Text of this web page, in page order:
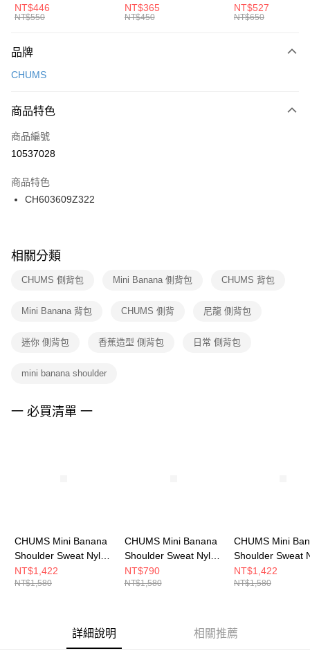
元大商業銀行
台灣樂天信用卡公司
AFTEE先享後付
【關於「AFTEE先享後付」】
便利好安心！
３．安心：先確認商品／服務後，再付款。
【「AFTEE先享後付」結帳流程】
１．於結帳方式選擇「AFTEE先享後付」後，將跳轉至「AFTEE先享後付」
２．訂單成立數日內，您將收到繳費通知簡訊。
３．收到繳費通知簡訊後14天內，點擊此簡訊中的連結，可透過四大超商／
ATM／網路銀行／等多元方式進行付款，方視為交易完成。
※ 交易是否成功請以「AFTEE先享後付 」之結帳頁面顯示為準，若有關於
是否繳費成功／繳費後需取消欲退款等相關疑問，請聯繫「AFTEE先享後付
客戶支援中心」https://netprotections.freshdesk.com/support/home
１．透過由恩沛科技股份有限公司提供之「AFTEE先享後付」服務完成之交
權轉讓予恩沛科技股份有限公司。
３．未成年的使用者請事先徵得法定代理人或監護人之同意方可使用
４．使用「AFTEE先享後付」時，將依據個別帳號之用戶狀況，依本公司即
運送方式
每筆NT$100，滿NT$1,500(含以上)免運費
宅配
每筆NT$100，滿NT$1,500(含以上)免運費
付款後門市自取
每筆NT$100，滿NT$1,500(含以上)免運費
中統襪 FZ3393100
NT$446
NT$550
EMBRDY 男女 短統襪
FZ3073133
NT$365
NT$450
BA5871010
NT$527
NT$650
品牌
CHUMS
商品特色
商品編號
10537028
商品特色
CH603609Z322
相關分類
CHUMS 側背包 Mini Banana 側背包 CHUMS 背包
Mini Banana 背包 CHUMS 側背 尼龍 側背包
迷你 側背包 香蕉造型 側背包 日常 側背包
mini banana shoulder
一 必買清單 一
CHUMS Mini Banana
Shoulder Sweat Nylon
側背包
CH603609K018
NT$1,422
NT$1,580
CHUMS Mini Banana
Shoulder Sweat Nylon
側背包
CH603609P028
NT$790
NT$1,580
CHUMS Mini
Shoulder Sweat
側背包
CH603609N016
NT$1,422
NT$1,580
詳細說明 相關推薦